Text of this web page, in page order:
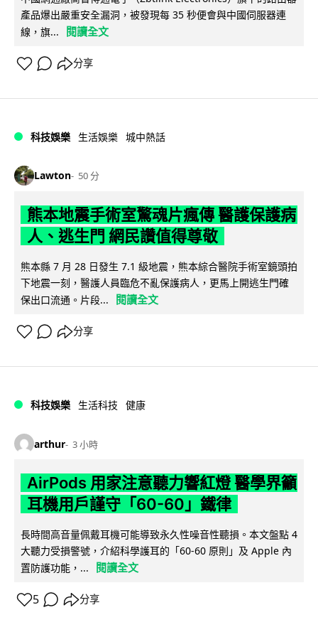
產品爆出嚴重安全漏洞，被發現每 35 秒便會與中國伺服器連
線，旗...
閱讀全文
分享
科技娛樂 生活娛樂 城中熱話
Lawton 50 分
熊本地震手術室驚魂片瘋傳 醫護保護病
人、逃生門 網民讚值得尊敬
熊本縣 7 月 28 日發生 7.1 級地震，熊本綜合醫院手術室鏡頭拍
下地震一刻，醫護人員臨危不亂保護病人，更馬上開逃生門確
保出口流通。片段...
閱讀全文
分享
科技娛樂 生活科技 健康
arthur 3 小時
AirPods 用家注意聽力響紅燈 醫學界籲
耳機用戶謹守「60-60」鐵律
長時間高音量佩戴耳機可能導致永久性噪音性聽損。本文盤點 4
大聽力受損警號，介紹科學護耳的「60-60 原則」及 Apple 內
置防護功能，...
閱讀全文
5 分享